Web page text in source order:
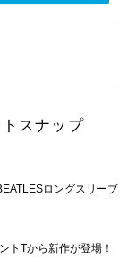
スナップ
ロングスリーブ
トTから新作が登場！